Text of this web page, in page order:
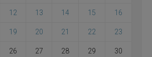
12 13 14 15 16
19 20 21 22 23
26 27 28 29 30